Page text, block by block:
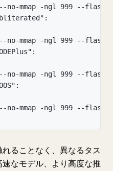
no-mmap -ngl 999 --
no-mmap -ngl 999 --
no-mmap -ngl 999 --
no-mmap -ngl 999 --
ることなく、異なるタス
なモデル、より高度な推